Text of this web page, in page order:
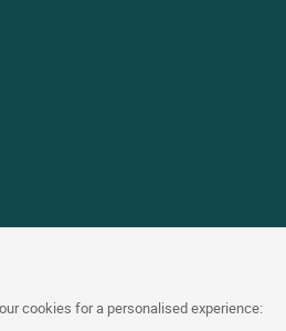
our cookies for a personalised experience: